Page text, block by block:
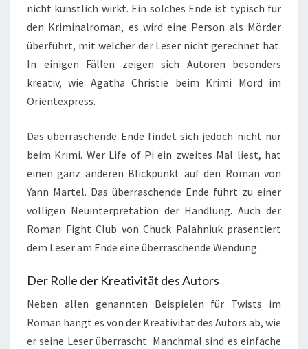
nicht künstlich wirkt. Ein solches Ende ist typisch für
den Kriminalroman, es wird eine Person als Mörder
überführt, mit welcher der Leser nicht gerechnet hat.
In einigen Fällen zeigen sich Autoren besonders
kreativ, wie Agatha Christie beim Krimi Mord im
Orientexpress.
Das überraschende Ende findet sich jedoch nicht nur
beim Krimi. Wer Life of Pi ein zweites Mal liest, hat
einen ganz anderen Blickpunkt auf den Roman von
Yann Martel. Das überraschende Ende führt zu einer
völligen Neuinterpretation der Handlung. Auch der
Roman Fight Club von Chuck Palahniuk präsentiert
dem Leser am Ende eine überraschende Wendung.
Der Rolle der Kreativität des Autors
Neben allen genannten Beispielen für Twists im
Roman hängt es von der Kreativität des Autors ab, wie
er seine Leser überrascht. Manchmal sind es einfache